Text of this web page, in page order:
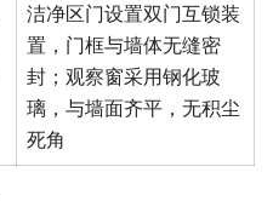
洁净区门设置双门互锁装
置，门框与墙体无缝密
封；观察窗采用钢化玻
璃，与墙面齐平，无积尘
死角